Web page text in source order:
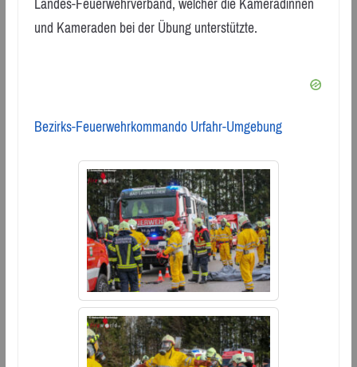
und Kameraden bei der Übung unterstützte.
Bezirks-Feuerwehrkommando Urfahr-Umgebung